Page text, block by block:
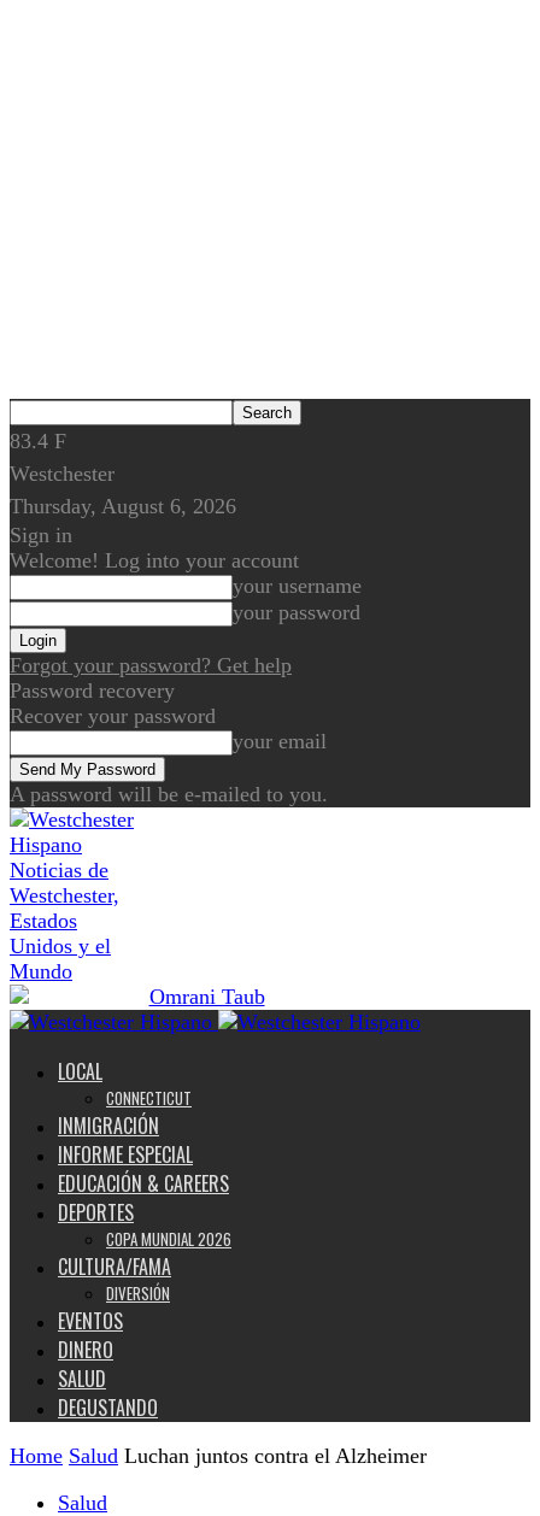
83.4 F
Westchester
Thursday, August 6, 2026
Sign in
Welcome! Log into your account
your username
your password
Forgot your password? Get help
Password recovery
Recover your password
your email
A password will be e-mailed to you.
Noticias de
Westchester,
Estados
Unidos y el
Mundo
LOCAL
CONNECTICUT
INMIGRACIÓN
INFORME ESPECIAL
EDUCACIÓN & CAREERS
DEPORTES
COPA MUNDIAL 2026
CULTURA/FAMA
DIVERSIÓN
EVENTOS
DINERO
SALUD
DEGUSTANDO
Home Salud Luchan juntos contra el Alzheimer
Salud